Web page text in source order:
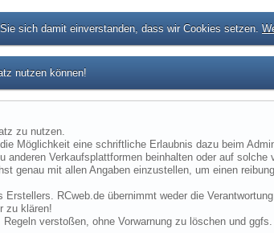
sich damit einverstanden, dass wir Cookies setzen.
nutzen können!
zu nutzen.
Möglichkeit eine schriftliche Erlaubnis dazu beim
Verkaufsplattformen beinhalten oder auf
genau mit allen Angaben einzustellen, um einen
RCweb.de übernimmt weder die
zu klären!
verstoßen, ohne Vorwarnung zu löschen und